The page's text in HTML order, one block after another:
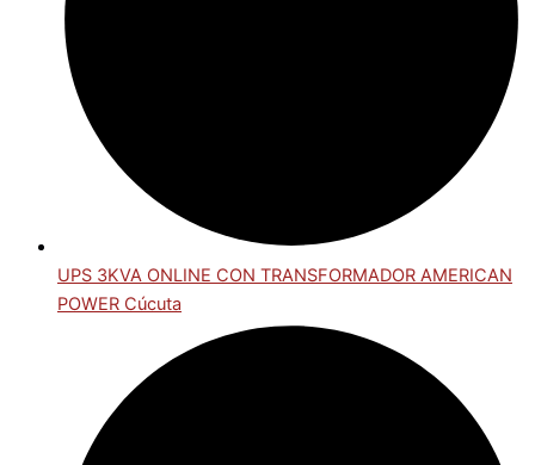
UPS 3KVA ONLINE CON TRANSFORMADOR AMERICAN
POWER Cúcuta